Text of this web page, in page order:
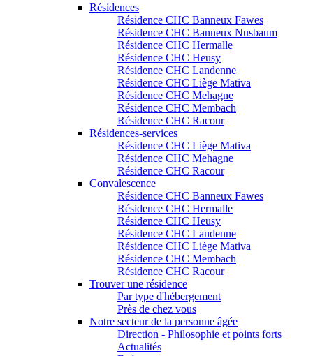
Résidences
Résidence CHC Banneux Fawes
Résidence CHC Banneux Nusbaum
Résidence CHC Hermalle
Résidence CHC Heusy
Résidence CHC Landenne
Résidence CHC Liège Mativa
Résidence CHC Mehagne
Résidence CHC Membach
Résidence CHC Racour
Résidences-services
Résidence CHC Liège Mativa
Résidence CHC Mehagne
Résidence CHC Racour
Convalescence
Résidence CHC Banneux Fawes
Résidence CHC Hermalle
Résidence CHC Heusy
Résidence CHC Landenne
Résidence CHC Liège Mativa
Résidence CHC Membach
Résidence CHC Racour
Trouver une résidence
Par type d'hébergement
Près de chez vous
Notre secteur de la personne âgée
Direction - Philosophie et points forts
Actualités